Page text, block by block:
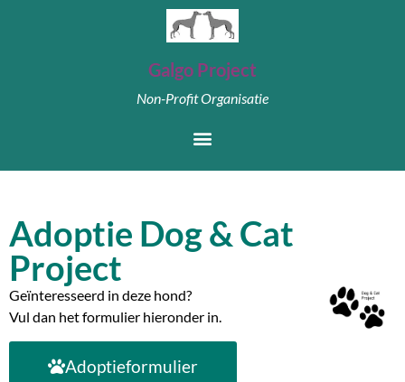
Galgo Project
Non-Profit Organisatie
Adoptie Dog & Cat
Project
Geïnteresseerd in deze hond?
Vul dan het formulier hieronder in.
Adoptieformulier